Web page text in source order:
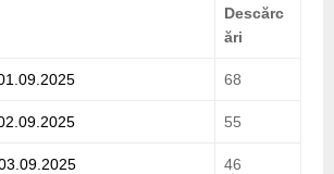
R
Descărc
ări
68
55
46